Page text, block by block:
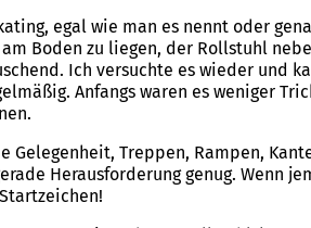
egal wie man es nennt oder
Boden zu liegen, der Rollstuhl
Ich versuchte es wieder und
Anfangs waren es weniger
Gelegenheit, Treppen, Rampen,
Herausforderung genug. Wenn